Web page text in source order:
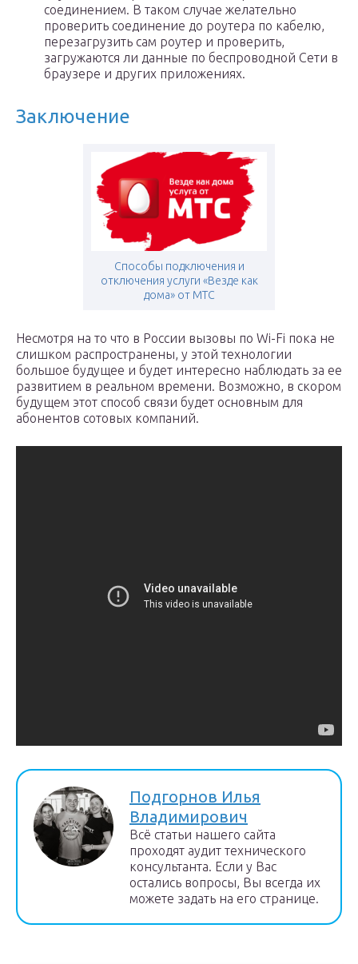
соединением. В таком случае желательно
проверить соединение до роутера по кабелю,
перезагрузить сам роутер и проверить,
загружаются ли данные по беспроводной Сети в
браузере и других приложениях.
Заключение
Способы подключения и
отключения услуги «Везде как
дома» от МТС
Несмотря на то что в России вызовы по Wi-Fi пока не
слишком распространены, у этой технологии
большое будущее и будет интересно наблюдать за ее
развитием в реальном времени. Возможно, в скором
будущем этот способ связи будет основным для
абонентов сотовых компаний.
Подгорнов Илья
Владимирович
Всё статьи нашего сайта
проходят аудит технического
консультанта. Если у Вас
остались вопросы, Вы всегда их
можете задать на его странице.